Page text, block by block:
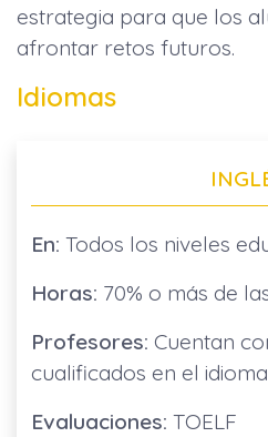
estrategia para que los
afrontar retos futuros.
Idiomas
En: Todos los niveles
Horas: 70% o más de
Profesores: Cuentan
cualificados en el
Evaluaciones: TOELF